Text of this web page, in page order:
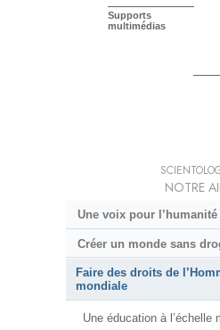
Supports
multimédias
NOTRE
Une voix pour l’humanité
Créer un monde sans
Faire des droits de
mondiale
Une éducation à l’échelle